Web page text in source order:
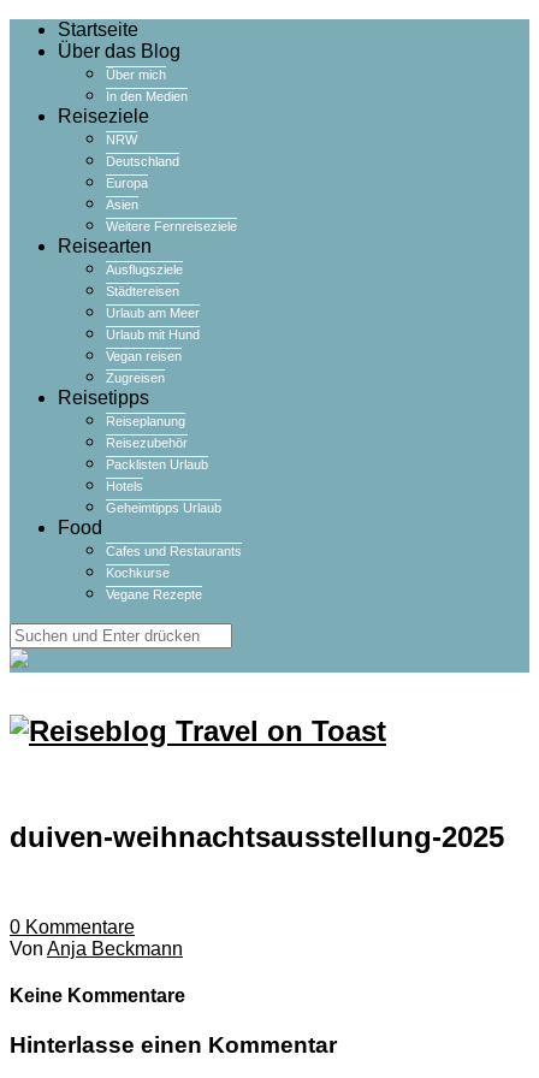
Startseite
Über das Blog
Über mich
In den Medien
Reiseziele
NRW
Deutschland
Europa
Asien
Weitere Fernreiseziele
Reisearten
Ausflugsziele
Städtereisen
Urlaub am Meer
Urlaub mit Hund
Vegan reisen
Zugreisen
Reisetipps
Reiseplanung
Reisezubehör
Packlisten Urlaub
Hotels
Geheimtipps Urlaub
Food
Cafes und Restaurants
Kochkurse
Vegane Rezepte
duiven-weihnachtsausstellung-2025
0 Kommentare
Von Anja Beckmann
Keine Kommentare
Hinterlasse einen Kommentar